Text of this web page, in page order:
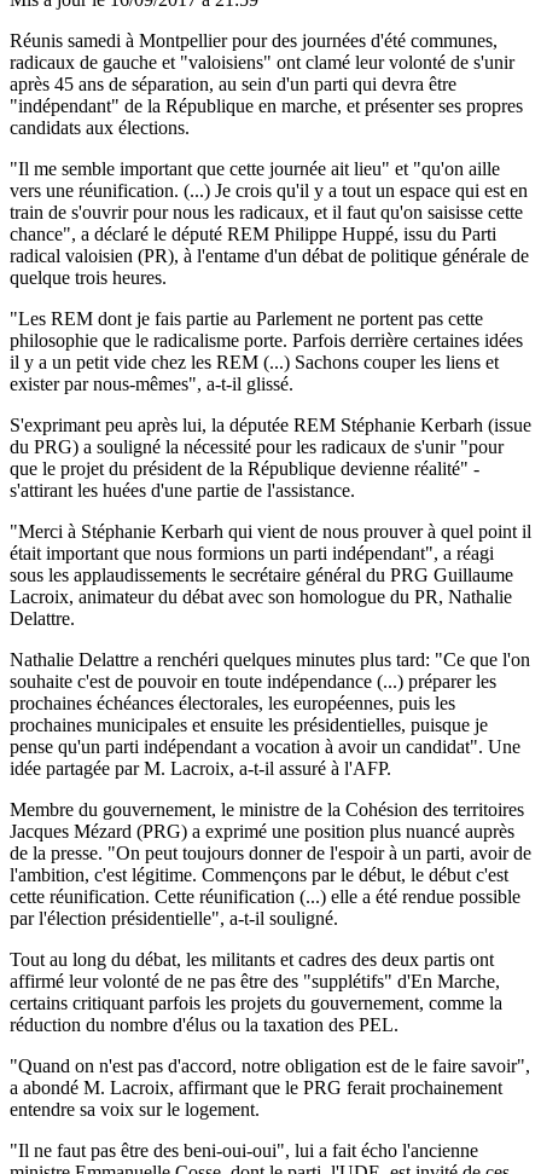
Réunis samedi à Montpellier pour des journées d'été communes,
radicaux de gauche et "valoisiens" ont clamé leur volonté de s'unir
après 45 ans de séparation, au sein d'un parti qui devra être
"indépendant" de la République en marche, et présenter ses propres
candidats aux élections.
"Il me semble important que cette journée ait lieu" et "qu'on aille
vers une réunification. (...) Je crois qu'il y a tout un espace qui est en
train de s'ouvrir pour nous les radicaux, et il faut qu'on saisisse cette
chance", a déclaré le député REM Philippe Huppé, issu du Parti
radical valoisien (PR), à l'entame d'un débat de politique générale de
quelque trois heures.
"Les REM dont je fais partie au Parlement ne portent pas cette
philosophie que le radicalisme porte. Parfois derrière certaines idées
il y a un petit vide chez les REM (...) Sachons couper les liens et
exister par nous-mêmes", a-t-il glissé.
S'exprimant peu après lui, la députée REM Stéphanie Kerbarh (issue
du PRG) a souligné la nécessité pour les radicaux de s'unir "pour
que le projet du président de la République devienne réalité" -
s'attirant les huées d'une partie de l'assistance.
"Merci à Stéphanie Kerbarh qui vient de nous prouver à quel point il
était important que nous formions un parti indépendant", a réagi
sous les applaudissements le secrétaire général du PRG Guillaume
Lacroix, animateur du débat avec son homologue du PR, Nathalie
Delattre.
Nathalie Delattre a renchéri quelques minutes plus tard: "Ce que l'on
souhaite c'est de pouvoir en toute indépendance (...) préparer les
prochaines échéances électorales, les européennes, puis les
prochaines municipales et ensuite les présidentielles, puisque je
pense qu'un parti indépendant a vocation à avoir un candidat". Une
idée partagée par M. Lacroix, a-t-il assuré à l'AFP.
Membre du gouvernement, le ministre de la Cohésion des territoires
Jacques Mézard (PRG) a exprimé une position plus nuancé auprès
de la presse. "On peut toujours donner de l'espoir à un parti, avoir de
l'ambition, c'est légitime. Commençons par le début, le début c'est
cette réunification. Cette réunification (...) elle a été rendue possible
par l'élection présidentielle", a-t-il souligné.
Tout au long du débat, les militants et cadres des deux partis ont
affirmé leur volonté de ne pas être des "supplétifs" d'En Marche,
certains critiquant parfois les projets du gouvernement, comme la
réduction du nombre d'élus ou la taxation des PEL.
"Quand on n'est pas d'accord, notre obligation est de le faire savoir",
a abondé M. Lacroix, affirmant que le PRG ferait prochainement
entendre sa voix sur le logement.
"Il ne faut pas être des beni-oui-oui", lui a fait écho l'ancienne